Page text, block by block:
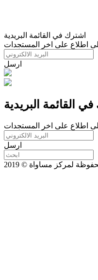
اشترك في القائمة البريدية
اطلاع على اخر المستجدات
ارسل
القائمة البريدية
اطلاع على اخر المستجدات
ارسل
لمركز مساواة © 2019